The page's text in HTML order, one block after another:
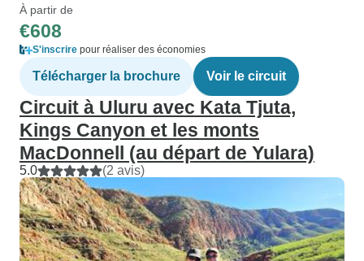
À partir de
€608
S'inscrire pour réaliser des économies
Télécharger la brochure Voir le circuit
Circuit à Uluru avec Kata Tjuta,
Kings Canyon et les monts
MacDonnell (au départ de Yulara)
5.0 (2 avis)